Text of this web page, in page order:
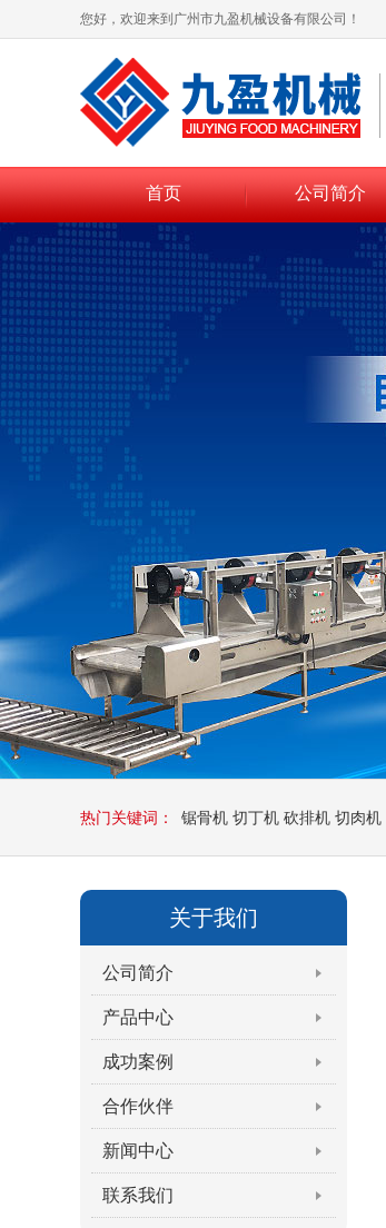
您好，欢迎来到广州市九盈机械设备有限公司！
首页 公司简介
热门关键词： 锯骨机 切丁机 砍排机 切肉机
关于我们
公司简介
产品中心
成功案例
合作伙伴
新闻中心
联系我们